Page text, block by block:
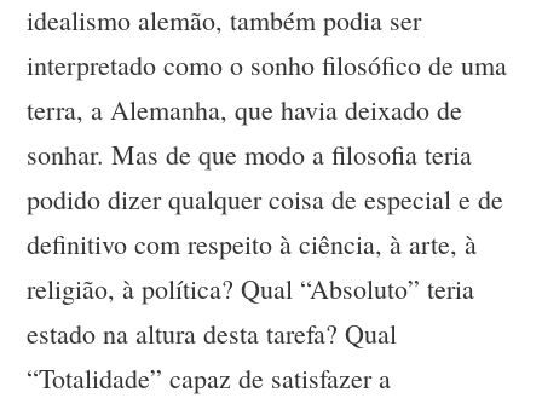
idealismo alemão, também podia ser
interpretado como o sonho filosófico de uma
terra, a Alemanha, que havia deixado de
sonhar. Mas de que modo a filosofia teria
podido dizer qualquer coisa de especial e de
definitivo com respeito à ciência, à arte, à
religião, à política? Qual “Absoluto” teria
estado na altura desta tarefa? Qual
“Totalidade” capaz de satisfazer a